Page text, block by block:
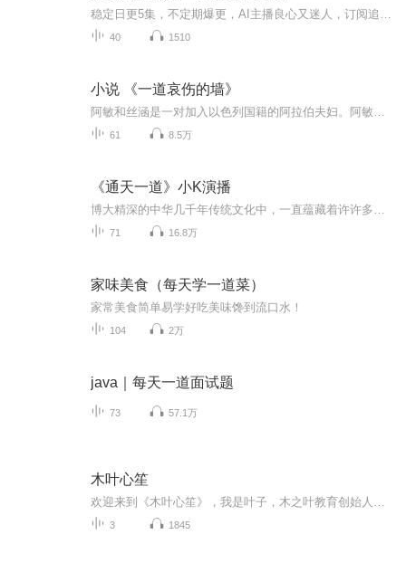
40 1510
小说 《一道哀伤的墙》
61 8.5万
《通天一道》小K演播
71 16.8万
家味美食（每天学一道菜）
家常美食简单易学好吃美味馋到流口水！
104 2万
java｜每天一道面试题
73 57.1万
木叶心笙
3 1845